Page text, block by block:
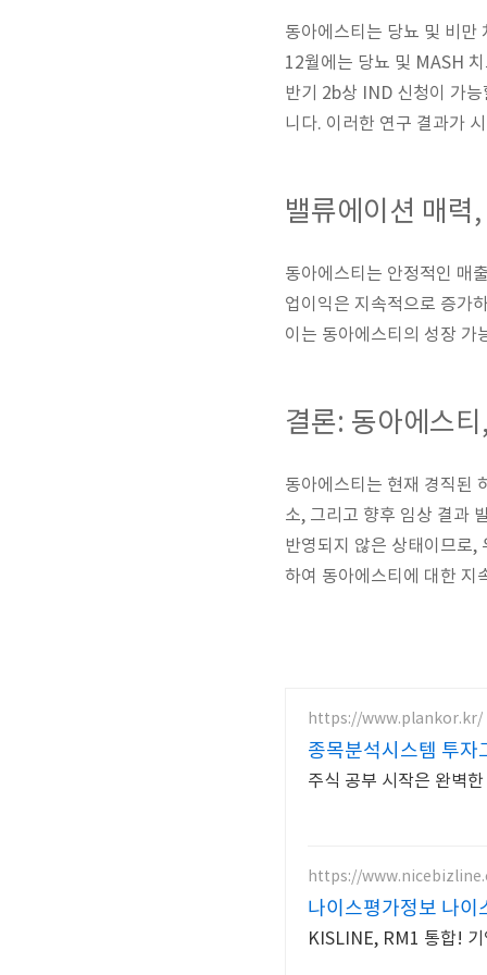
동아에스티는 당뇨 및 비만
12월에는 당뇨 및 MASH
반기 2b상 IND 신청이 가
니다. 이러한 연구 결과가
밸류에이션 매력
동아에스티는 안정적인 매
업이익은 지속적으로 증가
이는 동아에스티의 성장 가
결론: 동아에스
동아에스티는 현재 경직된
소, 그리고 향후 임상 결과
반영되지 않은 상태이므로,
하여 동아에스티에 대한 지
https://www.plankor.kr/
종목분석시스템 투
주식 공부 시작은 완벽
https://
나이스평가정보 나이
KISLINE, RM1 통합!